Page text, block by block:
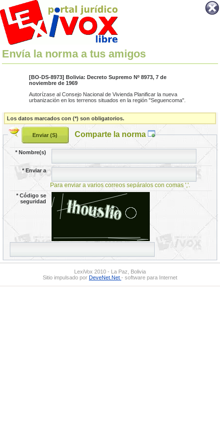
Envía la norma a tus amigos
[BO-DS-8973] Bolivia: Decreto Supremo Nº 8973, 7 de
noviembre de 1969
Autorízase al Consejo Nacional de Vivienda Planificar la nueva
urbanización en los terrenos situados en la región "Seguencoma".
Los datos marcados con (*) son obligatorios.
Comparte la norma
*Nombre(s)
*Enviar a
Para enviar a varios correos sepáralos con comas ','.
*Código se
seguridad
LexiVox 2010 - La Paz, Bolivia
Sitio impulsado por DeveNet.Net - software para Internet